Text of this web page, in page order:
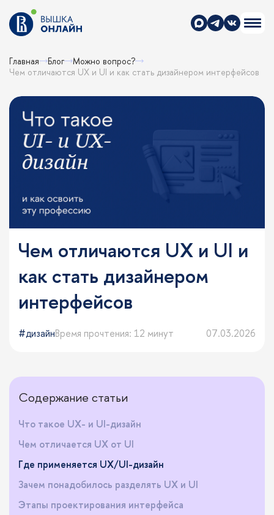
Главная Блог
Можно вопрос?
Чем отличаются UX и UI и как стать дизайнером интерфейсов
Чем отличаются UX и UI и
как стать дизайнером
интерфейсов
дизайнВремя прочтения: 12 минут 07.03.2026
Содержание статьи
Что такое UX- и UI-дизайн
Чем отличается UX от UI
Где применяется UX/UI-дизайн
Зачем понадобилось разделять UX и UI
Этапы проектирования интерфейса